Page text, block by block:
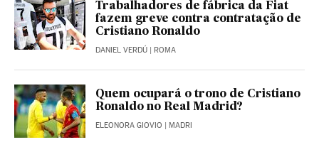
Trabalhadores de fábrica da Fiat
fazem greve contra contratação de
Cristiano Ronaldo
DANIEL VERDÚ | ROMA
Quem ocupará o trono de Cristiano
Ronaldo no Real Madrid?
ELEONORA GIOVIO | MADRI